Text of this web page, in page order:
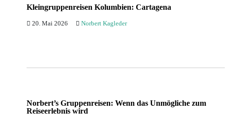
Kleingruppenreisen Kolumbien: Cartagena
20. Mai 2026 Norbert Kagleder
Norbert’s Gruppenreisen: Wenn das Unmögliche zum
Reiseerlebnis wird